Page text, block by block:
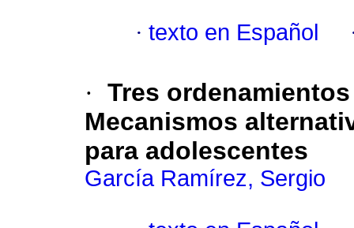
· texto en Español
· Tres
Mecanismos
para adolescentes
García Ramírez, Sergio